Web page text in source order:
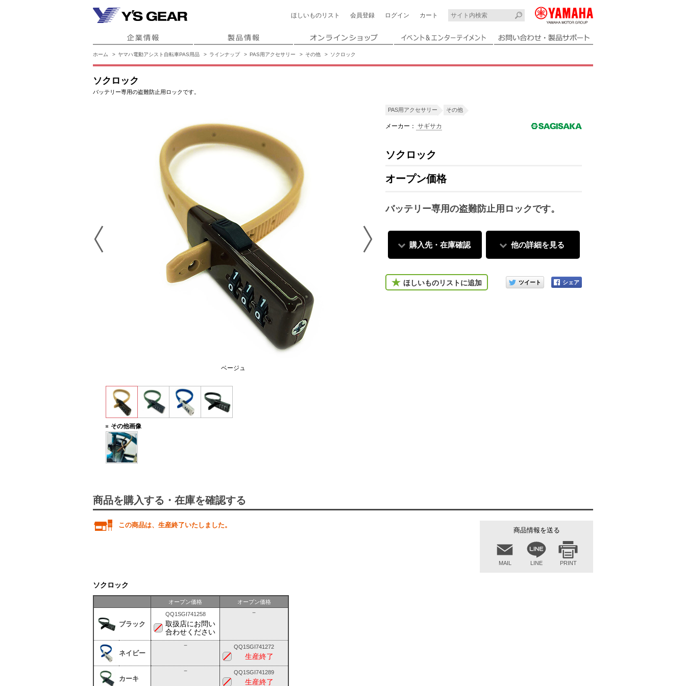
ほしいもの リスト 会員登録 ログイン カート
ホーム ヤマハ電動アシスト自転車PAS用品 ラインナップ PAS用アクセサリー その他 ソクロック
ソクロック
バッテリー専用の盗難防止用ロックです。
PAS用アクセサリー その他
メーカー： サギサカ
ソクロック
オープン価格
バッテリー専用の盗難防止用ロックです。
購入先・在庫確認 他の詳細を見る
ほしいものリストに追加
このアイテムをシェアする
ベージュ
その他画像
商品を購入する・在庫を確認する
商品情報を送る
MAIL LINE PRINT
この商品は、生産終了いたしました。
ソクロック
オープン価格 オープン価格
ブラック
QQ1SGI741258
取扱店にお問い
合わせください
－
ネイビー
－ QQ1SGI741272
生産終了
カーキ
－ QQ1SGI741289
生産終了